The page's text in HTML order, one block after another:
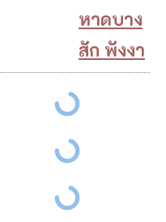
หาดบาง
สัก พังงา